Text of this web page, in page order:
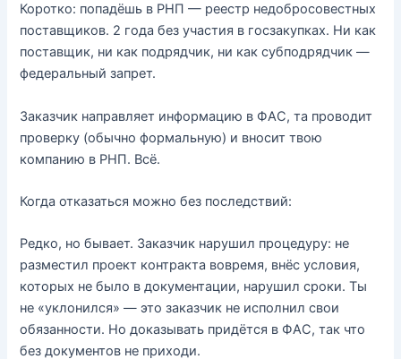
Коротко: попадёшь в РНП — реестр недобросовестных
поставщиков. 2 года без участия в госзакупках. Ни как
поставщик, ни как подрядчик, ни как субподрядчик —
федеральный запрет.
Заказчик направляет информацию в ФАС, та проводит
проверку (обычно формальную) и вносит твою
компанию в РНП. Всё.
Когда отказаться можно без последствий:
Редко, но бывает. Заказчик нарушил процедуру: не
разместил проект контракта вовремя, внёс условия,
которых не было в документации, нарушил сроки. Ты
не «уклонился» — это заказчик не исполнил свои
обязанности. Но доказывать придётся в ФАС, так что
без документов не приходи.